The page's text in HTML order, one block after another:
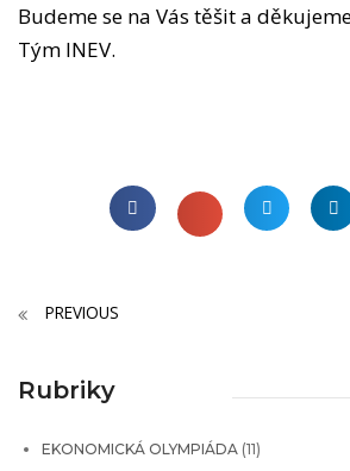
Budeme se na Vás těšit a
Tým INEV.
PREVIOUS
Rubriky
EKONOMICKÁ OLYMPIÁDA (11)